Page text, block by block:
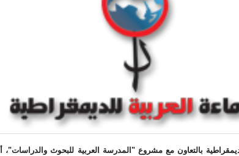
بالتعاون مع مشروع "المدرسة العربية للبحوث والدراسات"،